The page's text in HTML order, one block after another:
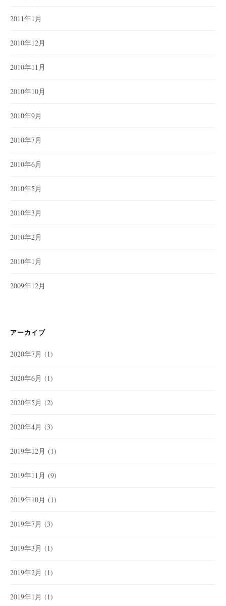
2011年1月
2010年12月
2010年11月
2010年10月
2010年9月
2010年7月
2010年6月
2010年5月
2010年3月
2010年2月
2010年1月
2009年12月
アーカイブ
2020年7月 (1)
2020年6月 (1)
2020年5月 (2)
2020年4月 (3)
2019年12月 (1)
2019年11月 (9)
2019年10月 (1)
2019年7月 (3)
2019年3月 (1)
2019年2月 (1)
2019年1月 (1)